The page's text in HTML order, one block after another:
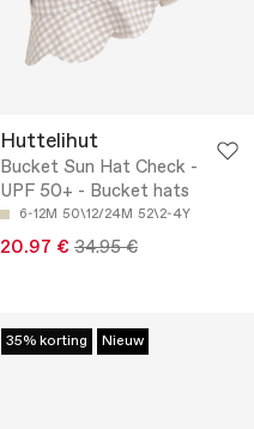
Huttelihut
Bucket Sun Hat Check -
UPF 50+ - Bucket hats
6-12M 50\12/24M 52\2-4Y
20.97 € 34.95 €
35% korting Nieuw